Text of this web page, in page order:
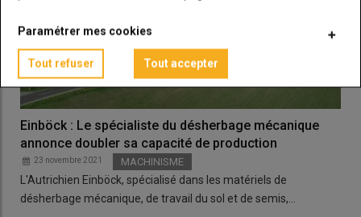
Einböck : Le spécialiste du désherbage mécanique
annonce doubler sa capacité de production
23 novembre 2021 MACHINISME
L'Autrichien Einböck, spécialisé dans les matériels de
désherbage mécanique, de travail du sol et de semis,…
Paramétrer mes cookies
Tout refuser Tout accepter